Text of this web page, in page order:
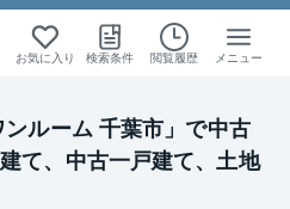
お気に入り 検索条件 閲覧履歴 メニュー
ンルーム 千葉市」で中古
て、中古一戸建て、土地